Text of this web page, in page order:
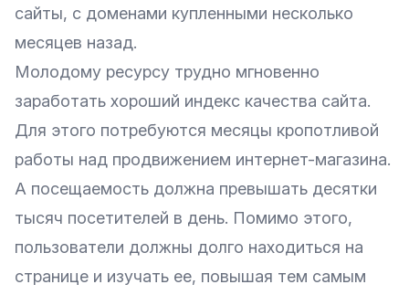
сайты, с доменами купленными несколько
месяцев назад.
Молодому ресурсу трудно мгновенно
заработать хороший индекс качества сайта.
Для этого потребуются месяцы кропотливой
работы над продвижением интернет-магазина.
А посещаемость должна превышать десятки
тысяч посетителей в день. Помимо этого,
пользователи должны долго находиться на
странице и изучать ее, повышая тем самым